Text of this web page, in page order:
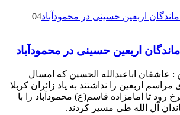
04
اربعین حسینی در محمودآباد
: عاشقان اباعبدالله الحسین که امسال
مراسم اربعین را نداشتند به یاد زائران کربلا
رود تا امامزاده قاسم(ع) محمودآباد را با
آل الله طی مسیر کردند.